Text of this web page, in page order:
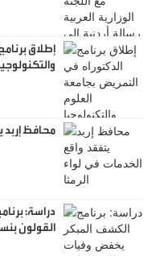
إطلاق
محافظ إربد
دراسة:
القولون بنسبة 50